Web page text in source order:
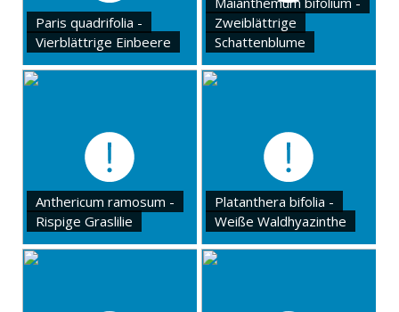
Paris quadrifolia -
Vierblättrige Einbeere
Zweiblättrige
Schattenblume
Anthericum ramosum -
Rispige Graslilie
Platanthera bifolia -
Weiße Waldhyazinthe